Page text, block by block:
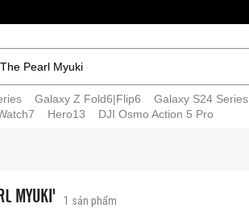
Galaxy Z Fold6|Flip6 Galaxy S24 Series
Hero13 DJI Osmo Action 5 Pro
MYUKI' 1 sản phẩm